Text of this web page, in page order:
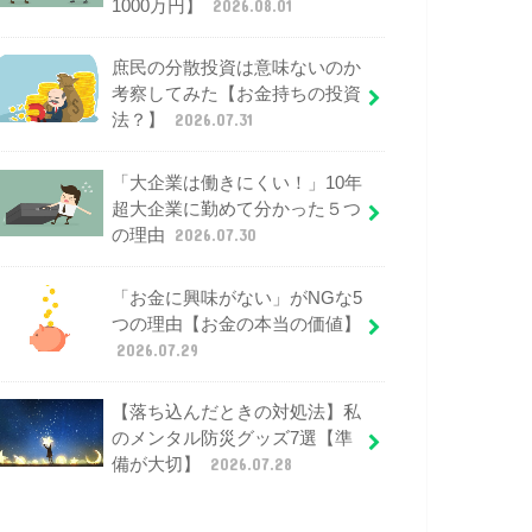
1000万円】 2026.08.01
庶民の分散投資は意味ないのか
考察してみた【お金持ちの投資
法？】
2026.07.31
「大企業は働きにくい！」10年
超大企業に勤めて分かった５つ
の理由
2026.07.30
「お金に興味がない」がNGな5
つの理由【お金の本当の価値】
2026.07.29
【落ち込んだときの対処法】私
のメンタル防災グッズ7選【準
備が大切】
2026.07.28